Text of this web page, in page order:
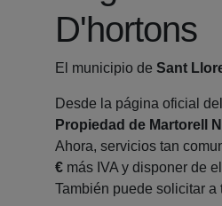
D'hortons
El municipio de Sant
Desde la página oficial
Propiedad de Martorell
Ahora, servicios tan
€ más IVA y disponer de
También puede solicitar